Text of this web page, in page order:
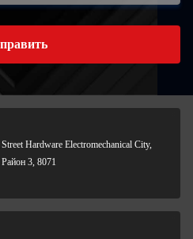
Hardware Electromechanical City,
3, 8071